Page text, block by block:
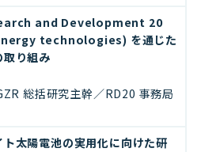
and Development 20
technologies) を通じた
取り組み
総括研究主幹／RD20 事務局
太陽電池の実用化に向けた研